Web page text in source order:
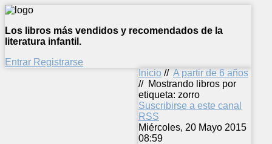
Los libros más vendidos y recomendados de la
literatura infantil.
Entrar Registrarse
Inicio // A partir de 6 años
// Mostrando libros por
etiqueta: zorro
Suscribirse a este canal
RSS
Miércoles, 20 Mayo 2015
08:59